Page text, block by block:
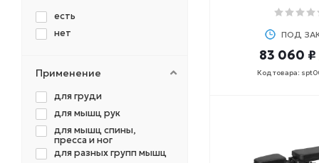
ПОД
83 060 ₽
Код товара:
есть
нет
Применение
для груди
для мышц рук
для мышц спины,
пресса и ног
для разных групп мышц